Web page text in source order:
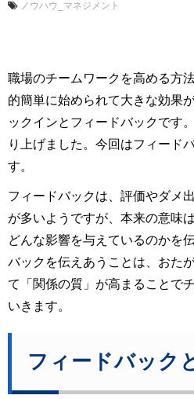
ノウハウ_マネジメント
職場のチームワークを高める方
的簡単に始められて大きな効果
ックインとフィードバックです
り上げました。今回はフィード
す。
フィードバックは、評価やダメ
が多いようですが、本来の意味
どんな影響を与えているのかを
バックを伝えあうことは、おた
て「関係の質」が高まることで
いきます。
フィードバック